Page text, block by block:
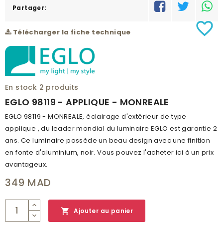
RÉSEAU
Partager:
Télécharger la fiche technique
En stock 2 produits
EGLO 98119 - APPLIQUE - MONREALE
EGLO 98119 - MONREALE, éclairage d'extérieur de type
applique , du leader mondial du luminaire EGLO est garantie 2
ans. Ce luminaire possède un beau design avec une finition
en fonte d'aluminium, noir. Vous pouvez l'acheter ici à un prix
avantageux.
favorite_border
349 MAD
 Ajouter au panier